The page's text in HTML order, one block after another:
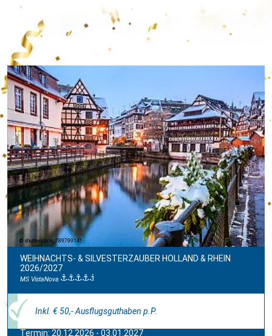
shutterstock_789799141
WEIHNACHTS- & SILVESTERZAUBER HOLLAND & RHEIN
2026/2027
MS VistaNova
Inkl. € 50,- Ausflugsguthaben p.P.
Termin: 20.12.2026 - 03.01.2027